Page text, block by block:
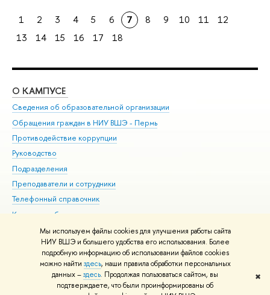
Мы используем файлы cookies для улучшения работы сайта
НИУ ВШЭ и большего удобства его использования. Более
подробную информацию об использовании файлов cookies
можно найти здесь, наши правила обработки персональных
данных –здесь. Продолжая пользоваться сайтом, вы
подтверждаете, что были проинформированы об
✖
1 2 3 4 5 6 7 8 9 10 11
12
13
14 15 16 17 18
О КАМПУСЕ
Сведения об образовательной организации
Обращения граждан в НИУ ВШЭ - Пермь
Противодействие коррупции
Руководство
Подразделения
Преподаватели и сотрудники
Телефонный справочник
Корпуса и общежития
ВШЭ для студентов с ограниченными возможностями
здоровья и инвалидностью
Единая платежная страница